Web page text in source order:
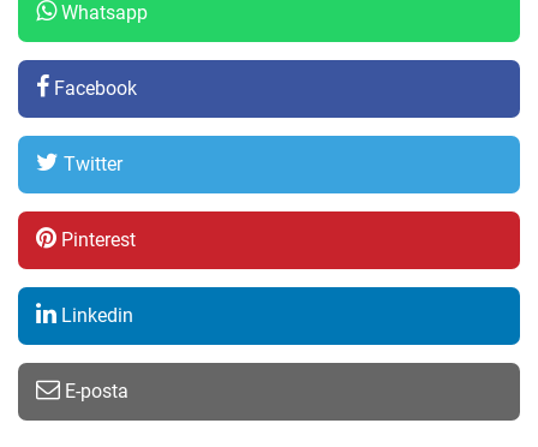
Whatsapp
Facebook
Twitter
Pinterest
Linkedin
E-posta